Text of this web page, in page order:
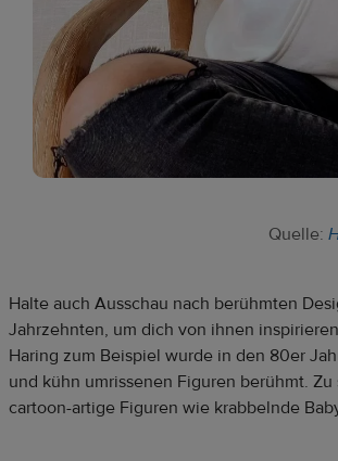
Quelle:
Halte auch Ausschau nach berühmten
Jahrzehnten, um dich von ihnen
Haring zum Beispiel wurde in den 80er
und kühn umrissenen Figuren berühmt.
cartoon-artige Figuren wie krabbelnde